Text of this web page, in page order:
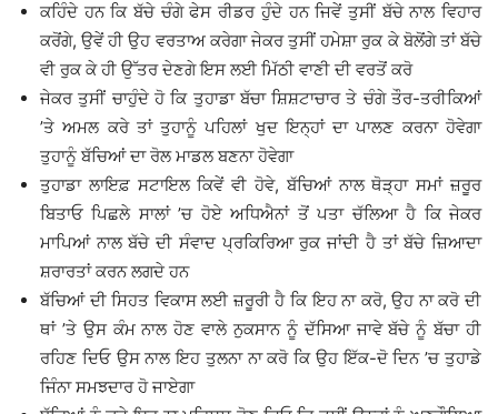
ਕਹਿੰਦੇ ਹਨ ਕਿ ਬੱਚੇ ਚੰਗੇ ਫੇਸ ਰੀਡਰ ਹੁੰਦੇ ਹਨ ਜਿਵੇਂ ਤੁਸੀਂ ਬੱਚੇ ਨਾਲ ਵਿਹਾਰ
ਕਰੋਂਗੇ, ਉਵੇਂ ਹੀ ਉਹ ਵਰਤਾਅ ਕਰੇਗਾ ਜੇਕਰ ਤੁਸੀਂ ਹਮੇਸ਼ਾ ਰੁਕ ਕੇ ਬੋਲੋਂਗੇ ਤਾਂ ਬੱਚੇ
ਵੀ ਰੁਕ ਕੇ ਹੀ ਉੱਤਰ ਦੇਣਗੇ ਇਸ ਲਈ ਮਿੱਠੀ ਵਾਣੀ ਦੀ ਵਰਤੋਂ ਕਰੋ
ਜੇਕਰ ਤੁਸੀਂ ਚਾਹੁੰਦੇ ਹੋ ਕਿ ਤੁਹਾਡਾ ਬੱਚਾ ਸ਼ਿਸ਼ਟਾਚਾਰ ਤੇ ਚੰਗੇ ਤੌਰ-ਤਰੀਕਿਆਂ
’ਤੇ ਅਮਲ ਕਰੇ ਤਾਂ ਤੁਹਾਨੂੰ ਪਹਿਲਾਂ ਖੁਦ ਇਨ੍ਹਾਂ ਦਾ ਪਾਲਣ ਕਰਨਾ ਹੋਵੇਗਾ
ਤੁਹਾਨੂੰ ਬੱਚਿਆਂ ਦਾ ਰੋਲ ਮਾਡਲ ਬਣਨਾ ਹੋਵੇਗਾ
ਤੁਹਾਡਾ ਲਾਇਫ਼ ਸਟਾਇਲ ਕਿਵੇਂ ਵੀ ਹੋਵੇ, ਬੱਚਿਆਂ ਨਾਲ ਥੋੜ੍ਹਾ ਸਮਾਂ ਜ਼ਰੂਰ
ਬਿਤਾਓ ਪਿਛਲੇ ਸਾਲਾਂ ’ਚ ਹੋਏ ਅਧਿਐਨਾਂ ਤੋਂ ਪਤਾ ਚੱਲਿਆ ਹੈ ਕਿ ਜੇਕਰ
ਮਾਪਿਆਂ ਨਾਲ ਬੱਚੇ ਦੀ ਸੰਵਾਦ ਪ੍ਰਕਿਰਿਆ ਰੁਕ ਜਾਂਦੀ ਹੈ ਤਾਂ ਬੱਚੇ ਜ਼ਿਆਦਾ
ਸ਼ਰਾਰਤਾਂ ਕਰਨ ਲਗਦੇ ਹਨ
ਬੱਚਿਆਂ ਦੀ ਸਿਹਤ ਵਿਕਾਸ ਲਈ ਜ਼ਰੂਰੀ ਹੈ ਕਿ ਇਹ ਨਾ ਕਰੋ, ਉਹ ਨਾ ਕਰੋ ਦੀ
ਥਾਂ ’ਤੇ ਉਸ ਕੰਮ ਨਾਲ ਹੋਣ ਵਾਲੇ ਨੁਕਸਾਨ ਨੂੰ ਦੱਸਿਆ ਜਾਵੇ ਬੱਚੇ ਨੂੰ ਬੱਚਾ ਹੀ
ਰਹਿਣ ਦਿਓ ਉਸ ਨਾਲ ਇਹ ਤੁਲਨਾ ਨਾ ਕਰੋ ਕਿ ਉਹ ਇੱਕ-ਦੋ ਦਿਨ ’ਚ ਤੁਹਾਡੇ
ਜਿੰਨਾ ਸਮਝਦਾਰ ਹੋ ਜਾਏਗਾ